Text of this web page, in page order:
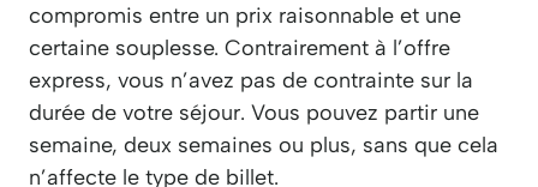
compromis entre un prix raisonnable et une
certaine souplesse. Contrairement à l’offre
express, vous n’avez pas de contrainte sur la
durée de votre séjour. Vous pouvez partir une
semaine, deux semaines ou plus, sans que cela
n’affecte le type de billet.